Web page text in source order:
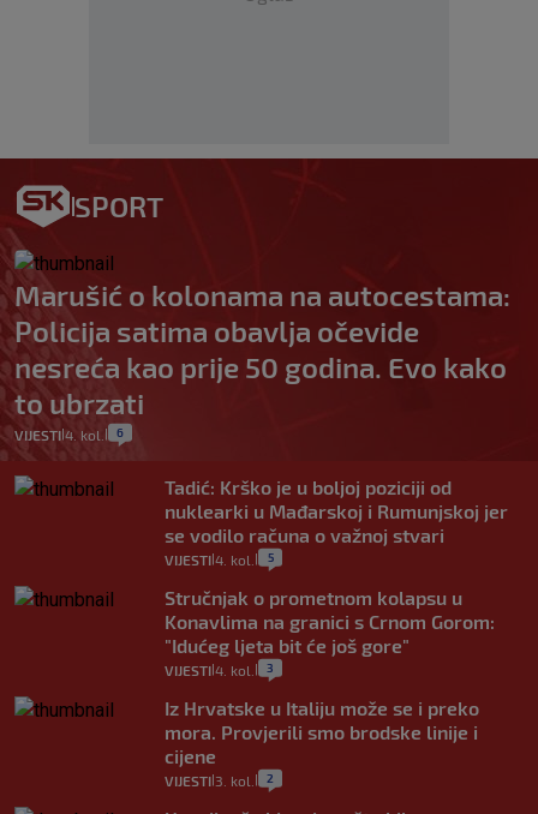
SPORT
Marušić o kolonama na autocestama:
Policija satima obavlja očevide
nesreća kao prije 50 godina. Evo kako
to ubrzati
VIJESTI 4. kol. 6
Tadić: Krško je u boljoj poziciji od
nuklearki u Mađarskoj i Rumunjskoj jer
se vodilo računa o važnoj stvari
VIJESTI 4. kol. 5
Stručnjak o prometnom kolapsu u
Konavlima na granici s Crnom Gorom:
"Idućeg ljeta bit će još gore"
VIJESTI 4. kol. 3
Iz Hrvatske u Italiju može se i preko
mora. Provjerili smo brodske linije i
cijene
VIJESTI 3. kol. 2